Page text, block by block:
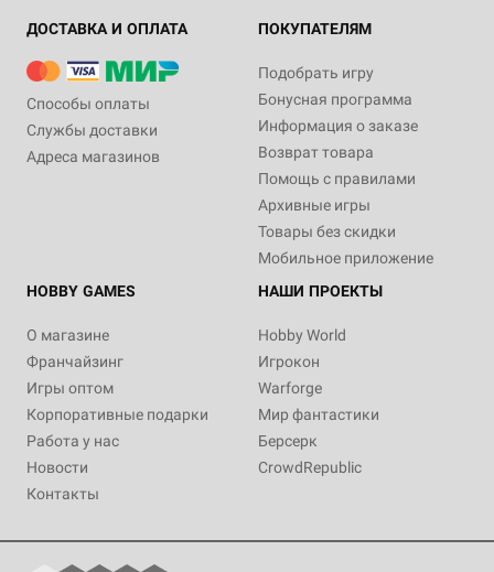
ДОСТАВКА И ОПЛАТА
Способы оплаты
Службы доставки
Адреса магазинов
ПОКУПАТЕЛЯМ
Подобрать игру
Бонусная программа
Информация о заказе
Возврат товара
Помощь с правилами
Архивные игры
Товары без скидки
Мобильное приложение
HOBBY GAMES
О магазине
Франчайзинг
Игры оптом
Корпоративные подарки
Работа у нас
Новости
Контакты
НАШИ ПРОЕКТЫ
Hobby World
Игрокон
Warforge
Мир фантастики
Берсерк
CrowdRepublic